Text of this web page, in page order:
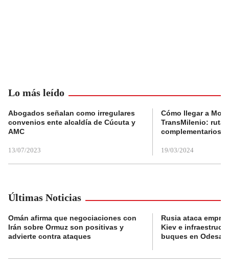
Lo más leído
Abogados señalan como irregulares
convenios ente alcaldía de Cúcuta y
AMC
13/07/2023
Cómo llegar a
TransMilenio:
complementarios
19/03/2024
Últimas Noticias
Omán afirma que negociaciones con
Irán sobre Ormuz son positivas y
advierte contra ataques
Rusia ataca
Kiev e
buques en Odesa